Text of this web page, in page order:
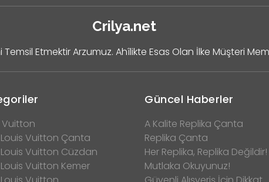
Crilya.net
Temsil Etmektir Arzumuz. Ahîlikte Esas Olan İlke Müşteri
Vuitton
Louis Vuitton Çanta
Louis Vuitton Cüzdan
Louis Vuitton Kemer
Güncel Haberler
A Kalite Replika Çanta
Replika Çanta
Her Replika, Replika Değildir!
Mutlaka Okuyunuz!